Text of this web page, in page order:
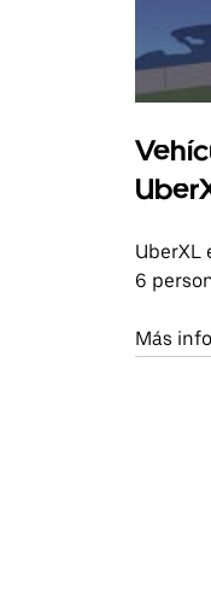
UberXL
6
Más